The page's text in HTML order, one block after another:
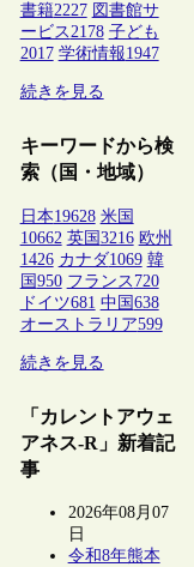
書籍2227 図書館サ
ービス2178 子ども
2017 学術情報1947
続きを見る
キーワードから検
索（国・地域）
日本19628 米国
10662 英国3216 欧州
1426 カナダ1069 韓
国950 フランス 720
ドイツ681 中国638
オーストラリア599
続きを見る
「カレントアウェ
アネス-R」新着記
事
2026年08月07
日
令和8年熊本